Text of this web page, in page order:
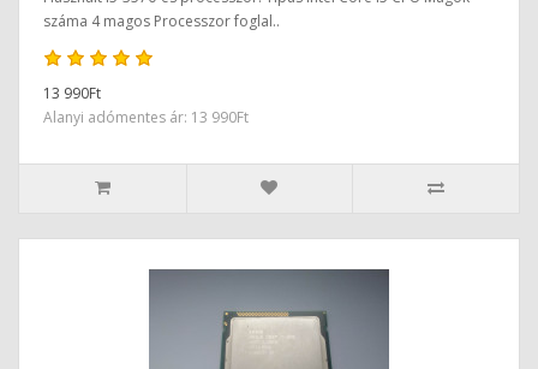
száma 4 magos Processzor foglal..
13 990Ft
Alanyi adómentes ár: 13 990Ft